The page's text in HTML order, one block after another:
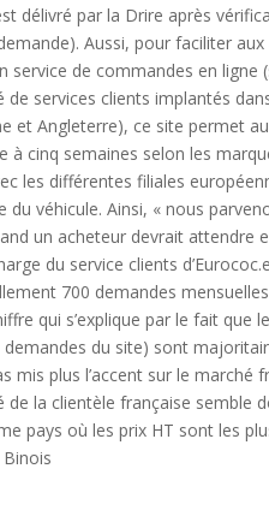
délivré par la Drire après
Aussi, pour faciliter
service de commandes en
services clients implantés
et Angleterre), ce site permet
à cinq semaines selon les
les différentes filiales
du véhicule. Ainsi, « nous
un acheteur devrait attendre
du service clients
700 demandes
qui s’explique par le fait
du site) sont
mis plus l’accent sur le
de la clientèle française semble
pays où les prix HT sont les
Binois